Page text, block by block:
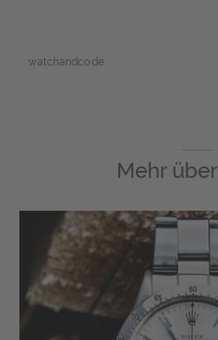
watchandco.de
Mehr über